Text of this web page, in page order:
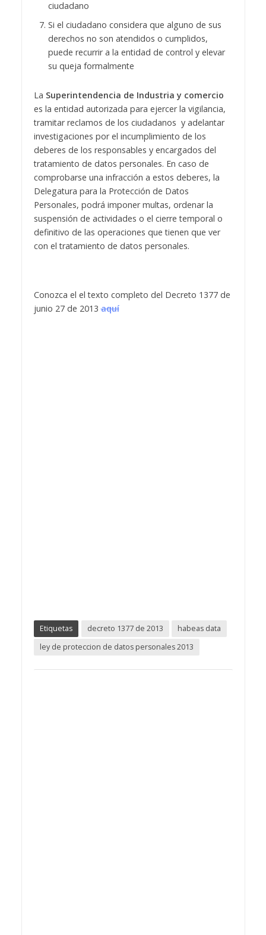
ciudadano
Si el ciudadano considera que alguno de sus
derechos no son atendidos o cumplidos,
puede recurrir a la entidad de control y elevar
su queja formalmente
La Superintendencia de Industria y comercio
es la entidad autorizada para ejercer la vigilancia,
tramitar reclamos de los ciudadanos y adelantar
investigaciones por el incumplimiento de los
deberes de los responsables y encargados del
tratamiento de datos personales. En caso de
comprobarse una infracción a estos deberes, la
Delegatura para la Protección de Datos
Personales, podrá imponer multas, ordenar la
suspensión de actividades o el cierre temporal o
definitivo de las operaciones que tienen que ver
con el tratamiento de datos personales.
Conozca el el texto completo del Decreto 1377 de
junio 27 de 2013aquí
Etiquetas decreto 1377 de 2013
habeas data
ley de proteccion de datos personales 2013